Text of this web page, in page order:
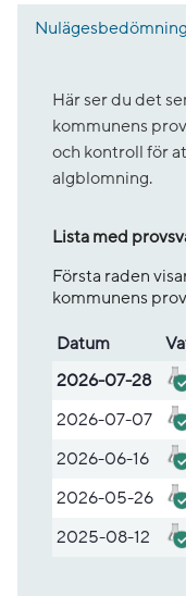
Här ser du det
kommunens
och kontroll för
algblomning.
Lista med
Första raden
kommunens
Lista med
Datum
2026-07-28
2026-07-07
2026-06-16
2026-05-26
2025-08-12